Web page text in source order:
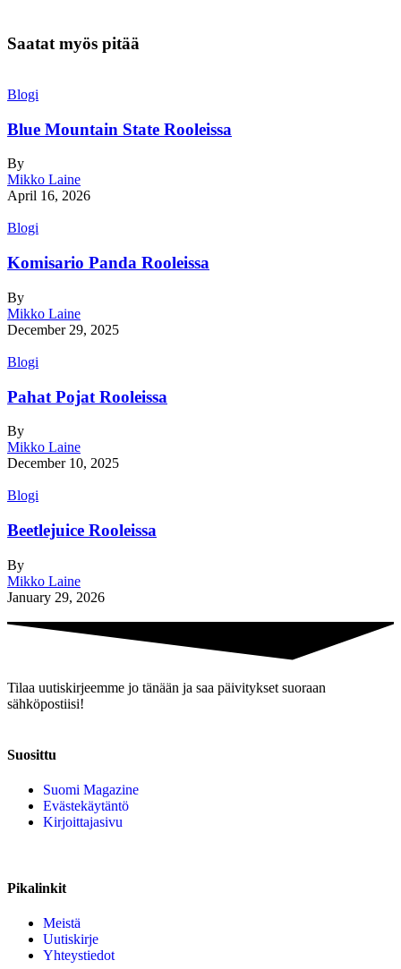
Saatat myös pitää
Blogi
Blue Mountain State Rooleissa
By
Mikko Laine
April 16, 2026
Blogi
Komisario Panda Rooleissa
By
Mikko Laine
December 29, 2025
Blogi
Pahat Pojat Rooleissa
By
Mikko Laine
December 10, 2025
Blogi
Beetlejuice Rooleissa
By
Mikko Laine
January 29, 2026
Tilaa uutiskirjeemme jo tänään ja saa päivitykset suoraan
sähköpostiisi!
Suosittu
Suomi Magazine
Evästekäytäntö
Kirjoittajasivu
Pikalinkit
Meistä
Uutiskirje
Yhteystiedot